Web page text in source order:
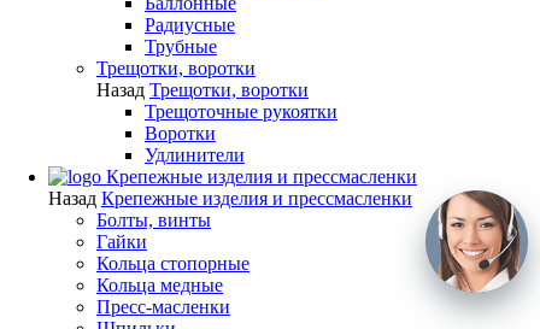
Радиусные
Трубные
Трещотки, воротки
Назад Трещотки, воротки
Трещоточные рукоятки
Воротки
Удлинители
Крепежные изделия и прессмасленки
Назад Крепежные изделия и прессмасленки
Болты, винты
Гайки
Кольца стопорные
Кольца медные
Пресс-масленки